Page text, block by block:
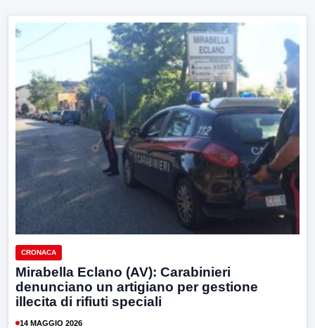
CRONACA
Mirabella Eclano (AV): Carabinieri
denunciano un artigiano per gestione
illecita di rifiuti speciali
14 MAGGIO 2026